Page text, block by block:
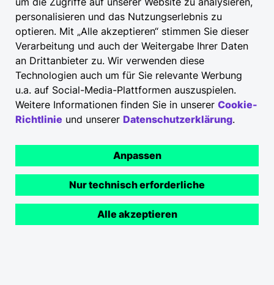
personalisieren und das Nutzungserlebnis zu
optieren. Mit „Alle akzeptieren“ stimmen Sie dieser
Verarbeitung und auch der Weitergabe Ihrer Daten
an Drittanbieter zu. Wir verwenden diese
Technologien auch um für Sie relevante Werbung
u.a. auf Social-Media-Plattformen auszuspielen.
Weitere Informationen finden Sie in unserer Cookie-
Richtlinie und unserer Datenschutzerklärung.
Anpassen
Nur technisch erforderliche
Alle akzeptieren